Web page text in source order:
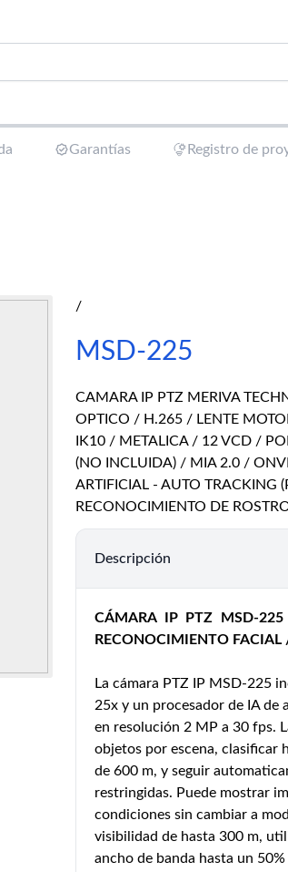
Garantías Registro de
/
MSD-225
CAMARA IP PTZ MERIVA
OPTICO / H.265 / LENTE
IK10 / METALICA / 12 VCD /
(NO INCLUIDA) / MIA 2.0 /
ARTIFICIAL - AUTO TRACKING
RECONOCIMIENTO DE
Descripción
CÁMARA IP PTZ MSD-
RECONOCIMIENTO
La cámara PTZ IP MSD-225
25x y un procesador de IA de
en resolución 2 MP a 30 fps.
objetos por escena, clasificar
de 600 m, y seguir
restringidas. Puede mostrar
condiciones sin cambiar a
visibilidad de hasta 300 m,
ancho de banda hasta un